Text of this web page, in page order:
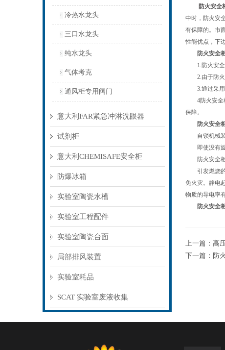
冷热水龙头
三口水龙头
纯水龙头
气体考克
通风柜专用阀门
意大利FAR紧急冲淋洗眼器
试剂柜
意大利CHEMISAFE安全柜
防爆冰箱
实验室陶瓷水槽
实验室工程配件
实验室陶瓷台面
局部排风装置
实验室耗品
SCAT 实验室废液收集
防火安全
中时，防火安
有保障的。市
性能优点，下
防火安全
1.防火安全
2.由于防火
3.通过采用
4防火安全柜
保障。
防火安全
自锁机械装
即使没有旋
防火安全柜
引发燃烧的
免火灾。静电
物质的导电率
防火安全
上一篇： 高
下一篇： 防